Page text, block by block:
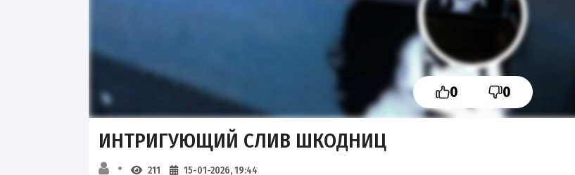
0 0
ИНТРИГУЮЩИЙ СЛИВ ШКОДНИЦ
211 15-01-2026, 19:44